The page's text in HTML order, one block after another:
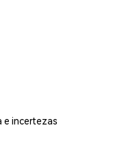
e incertezas